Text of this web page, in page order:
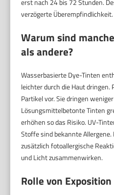
erst nach 24 bis 72 Stunden.
verzögerte Überempfindlichkeit.
Warum sind
als andere?
Wasserbasierte Dye-Tinten
leichter durch die Haut dringen.
Partikel vor. Sie dringen
Lösungsmittelbetonte Tinten
erhöhen so das Risiko. UV-
Stoffe sind bekannte
zusätzlich fotoallergische
und Licht zusammenwirken.
Rolle von